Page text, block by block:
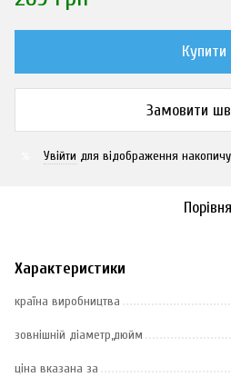
Купити
Замовити
Увійти для відображення
Характеристики
країна виробництва
зовнішній діаметр,дюйм
ціна вказана за